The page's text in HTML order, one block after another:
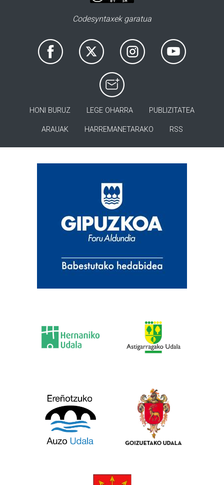
Codesyntaxek garatua
HONI BURUZ LEGE OHARRA PUBLIZITATEA
ARAUAK HARREMANETARAKO RSS